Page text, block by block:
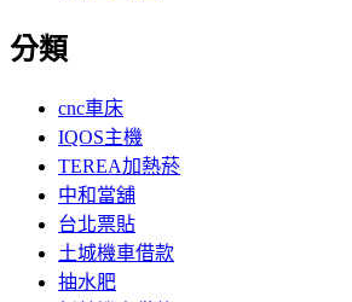
分類
cnc車床
IQOS主機
TEREA加熱菸
中和當舖
台北票貼
土城機車借款
抽水肥